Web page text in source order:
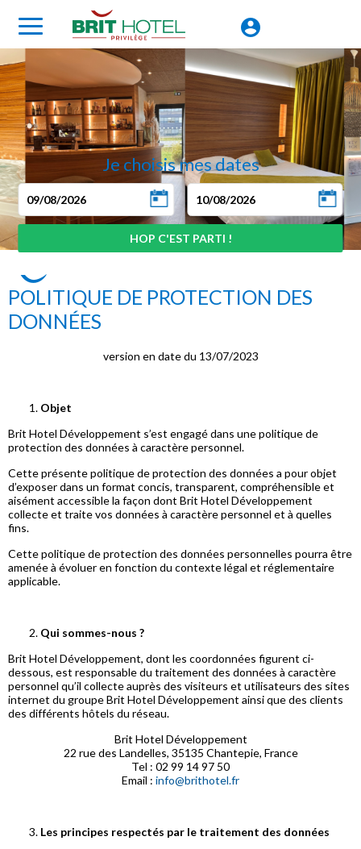
Je choisis mes dates
POLITIQUE DE PROTECTION DES
DONNÉES
version en date du 13/07/2023
Objet
Brit Hotel Développement s’est engagé dans une politique de
protection des données à caractère personnel.
Cette présente politique de protection des données a pour objet
d’exposer dans un format concis, transparent, compréhensible et
aisément accessible la façon dont Brit Hotel Développement
collecte et traite vos données à caractère personnel et à quelles
fins.
Cette politique de protection des données personnelles pourra être
amenée à évoluer en fonction du contexte légal et réglementaire
applicable.
Qui sommes-nous ?
Brit Hotel Développement, dont les coordonnées figurent ci-
dessous, est responsable du traitement des données à caractère
personnel qu’il collecte auprès des visiteurs et utilisateurs des sites
internet du groupe Brit Hotel Développement ainsi que des clients
des différents hôtels du réseau.
Brit Hotel Développement
22 rue des Landelles, 35135 Chantepie, France
Tel : 02 99 14 97 50
Email : info@brithotel.fr
Les principes respectés par le traitement des données